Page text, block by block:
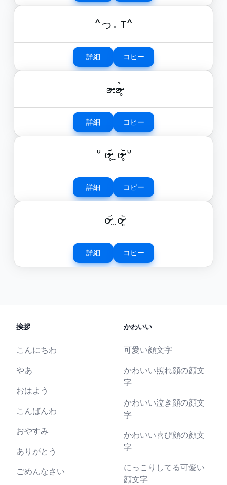
^っ. т^
詳細 コピー
ʚ̴̶̷.ʚ̴̶̷̥̀
詳細 コピー
ᐡ o̴̶̷̥᷄ ̫ o̴̶̷̥᷅ ᐡ
詳細 コピー
o̴̶̷᷄ ̫ o̴̶̷̥᷅
詳細 コピー
挨拶
こんにちわ
やあ
おはよう
こんばんわ
おやすみ
ありがとう
ごめんなさい
かわいい
可愛い顔文字
かわいい照れ顔の顔文
字
かわいい泣き顔の顔文
字
かわいい喜び顔の顔文
字
にっこりしてる可愛い
顔文字